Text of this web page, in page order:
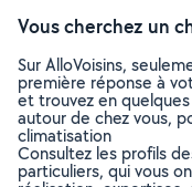
Vous cherchez un
Sur AlloVoisins,
première réponse à
et trouvez en
autour de chez vous,
climatisation
Consultez les profils
particuliers, qui vous